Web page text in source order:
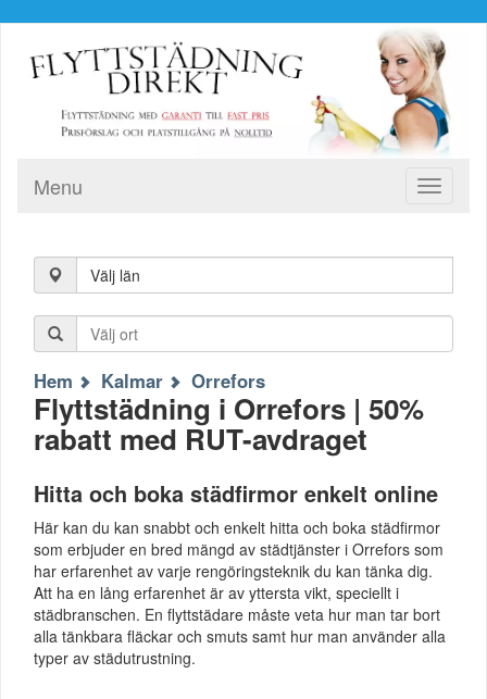
Toggle
Menu
Välj län
Hem Kalmar Orrefors
Flyttstädning i Orrefors | 50%
rabatt med RUT-avdraget
Hitta och boka städfirmor enkelt online
Här kan du kan snabbt och enkelt hitta och boka städfirmor
som erbjuder en bred mängd av städtjänster i Orrefors som
har erfarenhet av varje rengöringsteknik du kan tänka dig.
Att ha en lång erfarenhet är av yttersta vikt, speciellt i
städbranschen. En flyttstädare måste veta hur man tar bort
alla tänkbara fläckar och smuts samt hur man använder alla
typer av städutrustning.